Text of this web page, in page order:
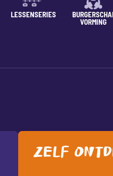
LESSENSERIES
VORMING
Zelf